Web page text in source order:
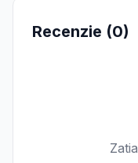
Recenzie (0)